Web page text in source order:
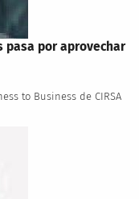
pasa por aprovechar
to Business de CIRSA